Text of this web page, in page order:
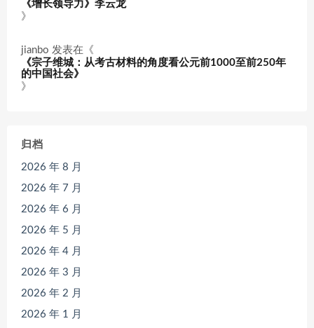
《增长领导力》李云龙
》
jianbo 发表在《
《宗子维城：从考古材料的角度看公元前1000至前250年
的中国社会》
》
归档
2026 年 8 月
2026 年 7 月
2026 年 6 月
2026 年 5 月
2026 年 4 月
2026 年 3 月
2026 年 2 月
2026 年 1 月